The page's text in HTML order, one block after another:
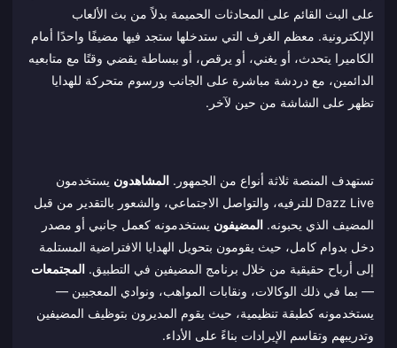
على البث القائم على المحادثات الحميمة بدلاً من بث الألعاب
الإلكترونية. معظم الغرف التي ستدخلها ستجد فيها مضيفًا واحدًا أمام
الكاميرا يتحدث، أو يغني، أو يرقص، أو ببساطة يقضي وقتًا مع متابعيه
الدائمين، مع دردشة مباشرة على الجانب ورسوم متحركة للهدايا
تظهر على الشاشة من حين لآخر.
تستهدف المنصة ثلاثة أنواع من الجمهور. المشاهدون يستخدمون
Dazz Live للترفيه، والتواصل الاجتماعي، والشعور بالتقدير من قبل
المضيف الذي يحبونه. المضيفون يستخدمونه كعمل جانبي أو مصدر
دخل بدوام كامل، حيث يقومون بتحويل الهدايا الافتراضية المستلمة
إلى أرباح حقيقية من خلال برنامج المضيفين في التطبيق. المجتمعات
— بما في ذلك الوكالات، ونقابات المواهب، ونوادي المعجبين —
يستخدمونه كطبقة تنظيمية، حيث يقوم المديرون بتوظيف المضيفين
وتدريبهم وتقاسم الإيرادات بناءً على الأداء.